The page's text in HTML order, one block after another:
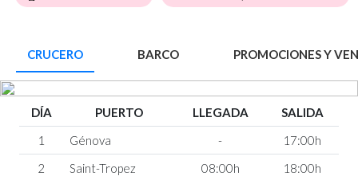
CRUCERO BARCO PROMOCIONES Y
DÍA PUERTO LLEGADA
SALIDA
1
Génova -
17:00h
2
Saint-Tropez 08:00h
18:00h